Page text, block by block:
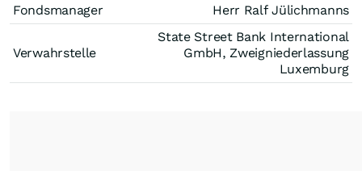
Fondsmanager
Herr Ralf Jülichmanns
Verwahrstelle
State Street Bank International
GmbH, Zweigniederlassung
Luxemburg